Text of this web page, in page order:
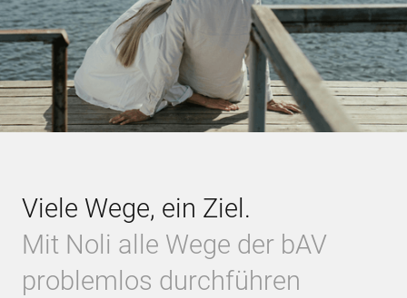
Viele Wege, ein Ziel.
Mit Noli alle Wege der bAV
problemlos durchführen